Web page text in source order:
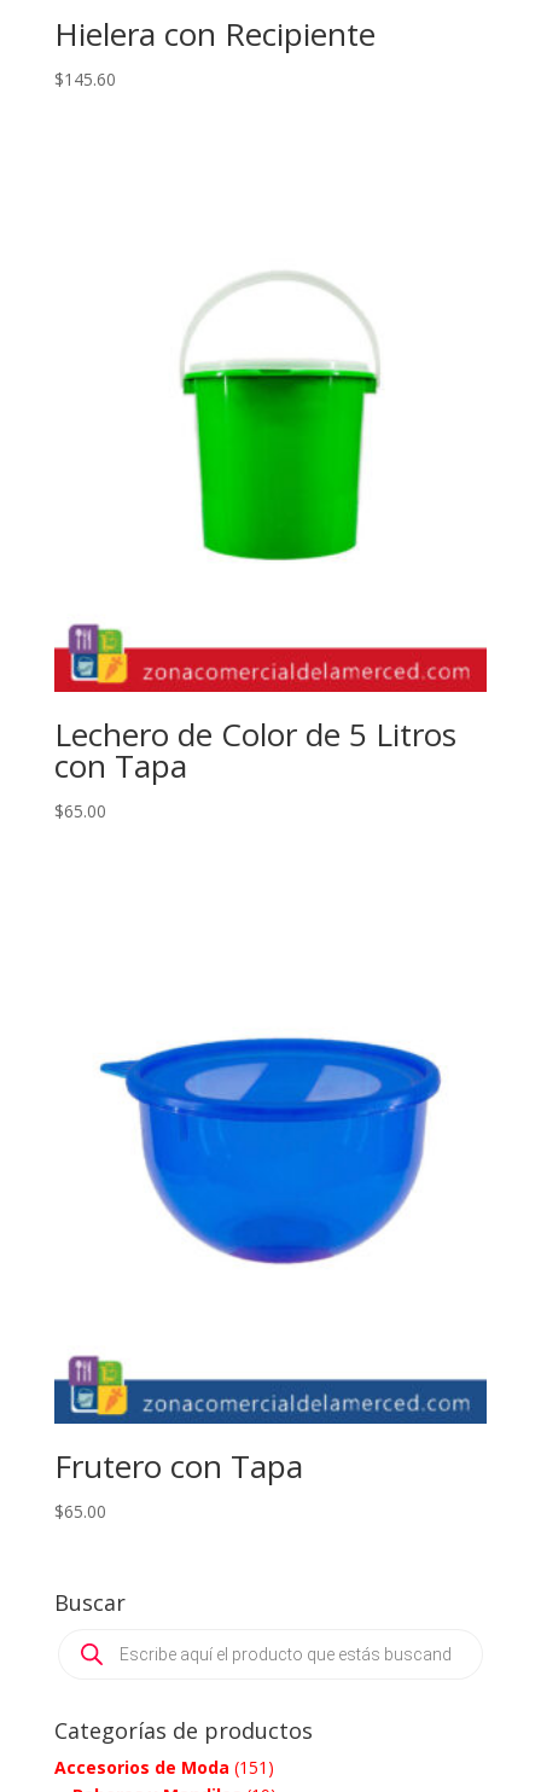
Hielera con Recipiente
$145.60
Lechero de Color de 5 Litros
con Tapa
$65.00
Frutero con Tapa
$65.00
Buscar
search
Categorías de productos
Accesorios de Moda (151)